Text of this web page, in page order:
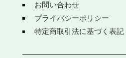
お問い合わせ
プライバシーポリシー
特定商取引法に基づく表記